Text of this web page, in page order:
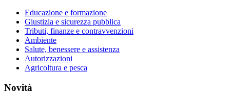
Educazione e formazione
Giustizia e sicurezza pubblica
Tributi, finanze e contravvenzioni
Ambiente
Salute, benessere e assistenza
Autorizzazioni
Agricoltura e pesca
Novità